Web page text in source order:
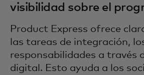
visibilidad sobre el
Product Express ofrece
las tareas de integración,
responsabilidades a través
digital. Esto ayuda a los